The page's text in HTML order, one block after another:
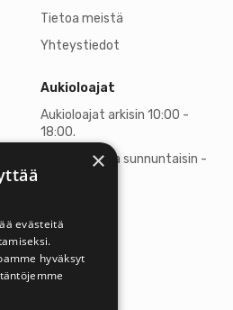
Tietoa meistä
Yhteystiedot
Aukioloajat
Aukioloajat arkisin 10:00 -
18:00.
Lauantaisin ja sunnuntaisin -
×
evästeitä
hyväksyt